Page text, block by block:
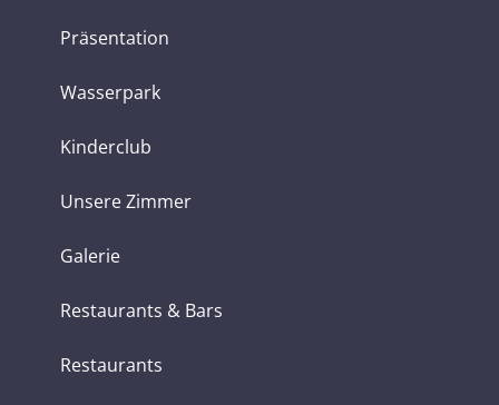
Präsentation
Wasserpark
Kinderclub
Unsere Zimmer
Galerie
Restaurants & Bars
Restaurants